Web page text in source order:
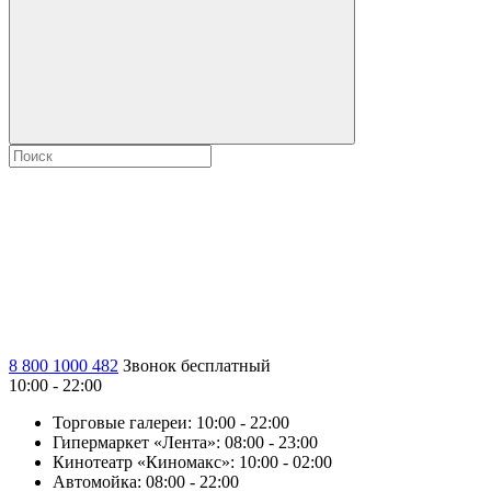
8 800 1000 482 Звонок бесплатный
10:00 - 22:00
Торговые галереи: 10:00 - 22:00
Гипермаркет «Лента»: 08:00 - 23:00
Кинотеатр «Киномакс»: 10:00 - 02:00
Автомойка: 08:00 - 22:00